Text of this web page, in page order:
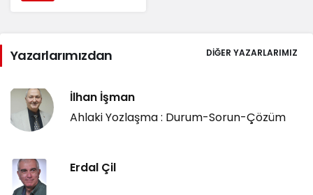
Yazarlarımızdan DIĞER YAZARLARIMIZ
İlhan İşman
Ahlaki Yozlaşma : Durum-Sorun-Çözüm
Erdal Çil